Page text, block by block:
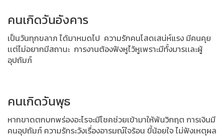
คนเกิดวันอังคาร
เป็นวันทุกขลาภ ได้มาหมดไป ความรักคนโสดเสน่ห์แรง มีคนคุย
เเต่ไม่อยากมีสถานะ การงานต้องฟังหูไว้หูเพราะมีทั้งมารเเละผู้
อุปถัมภ์
คนเกิดวันพุธ
หากขาดตกบกพร่องอะไรจะมีโชคช่วยเข้ามาให้พ้นวิกฤต การเงินมี
คนอุปถัมภ์ ความรักระวังเรื่องอารมณ์ใจร้อน ขี้น้อยใจ ไม่ฟังเหตุผล